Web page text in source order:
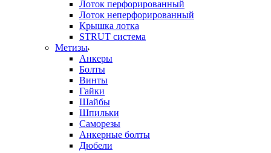
Лоток перфорированный
Лоток неперфорированный
Крышка лотка
STRUT система
Метизы
Анкеры
Болты
Винты
Гайки
Шайбы
Шпильки
Саморезы
Анкерные болты
Дюбели